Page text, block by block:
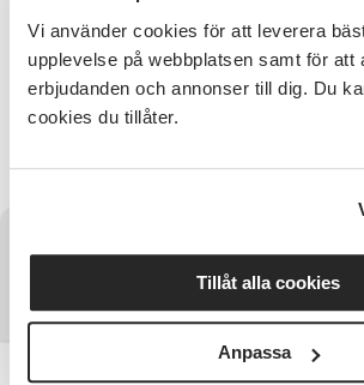
Vi använder cookies för att leverera
upplevelse på webbplatsen samt för att
erbjudanden och annonser till dig. Du
cookies du tillåter.
Tillåt alla cookies
Anpassa
bod"
Välkomna till Hembygdsgården i
föranmälan!
Vi samverkar med Studieförbundet
Har du några frågor?